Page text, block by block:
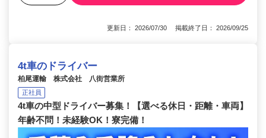
更新日： 2026/07/30 掲載終了日： 2026/09/25
4t車のドライバー
柏尾運輸 株式会社 八街営業所
正社員
4t車の中型ドライバー募集！【選べる休日・距離・車両】
年齢不問！未経験OK！寮完備！